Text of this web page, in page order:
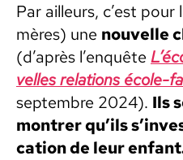
Par ailleurs, c’est
mères) une nou­velle
(d’après l’en­quête
velles rela­tions école-
sep­tem­bre 2024). Ils
mon­tr­er qu’ils
ca­tion de leur